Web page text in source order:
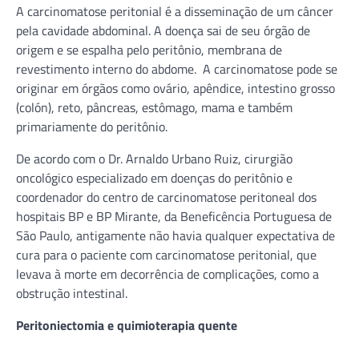
A carcinomatose peritonial é a disseminação de um câncer
pela cavidade abdominal. A doença sai de seu órgão de
origem e se espalha pelo peritônio, membrana de
revestimento interno do abdome. A carcinomatose pode se
originar em órgãos como ovário, apêndice, intestino grosso
(colón), reto, pâncreas, estômago, mama e também
primariamente do peritônio.
De acordo com o Dr. Arnaldo Urbano Ruiz, cirurgião
oncológico especializado em doenças do peritônio e
coordenador do centro de carcinomatose peritoneal dos
hospitais BP e BP Mirante, da Beneficência Portuguesa de
São Paulo, antigamente não havia qualquer expectativa de
cura para o paciente com carcinomatose peritonial, que
levava à morte em decorrência de complicações, como a
obstrução intestinal.
Peritoniectomia e quimioterapia quente